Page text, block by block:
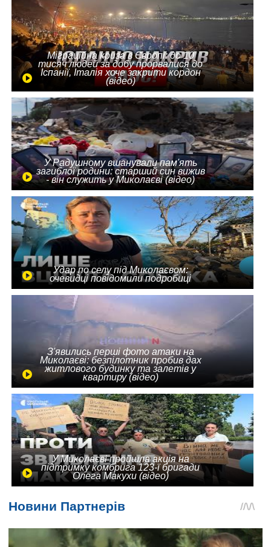
Міграційна криза в Європі: до 10
тисяч людей за добу прорвалися до
Іспанії, Італія хоче закрити кордон
(відео)
У Радушному вшанували пам'ять
загиблої родини: старший син вижив
- він служить у Миколаєві (відео)
Удар по селу під Миколаєвом:
очевидці повідомили подробиці
З'явились перші фото атаки на
Миколаєві: безпілотник пробив дах
житлового будинку та залетів у
квартиру (відео)
У Миколаєві пройшла акція на
підтримку комбрига 123-ї бригади
Олега Макухи (відео)